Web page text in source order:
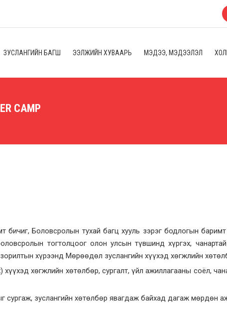
ЗУСЛАНГИЙН БАГШ ЭЭЛЖИЙН ХУВААРЬ МЭДЭЭ, МЭДЭЭЛЭЛ
CAMP
Боловсролын тухай багц хууль зэрэг бодлогын баримт
тогтолцоог олон улсын түвшинд хүргэх,
хүрээнд Мөрөөдөл зуслангийн хүүхэд хөгжлийн
хөгжлийн хөтөлбөр, сургалт, үйл ажиллагааны соёл,
зуслангийн хөтөлбөр явагдаж байхад дагаж мөрдөн